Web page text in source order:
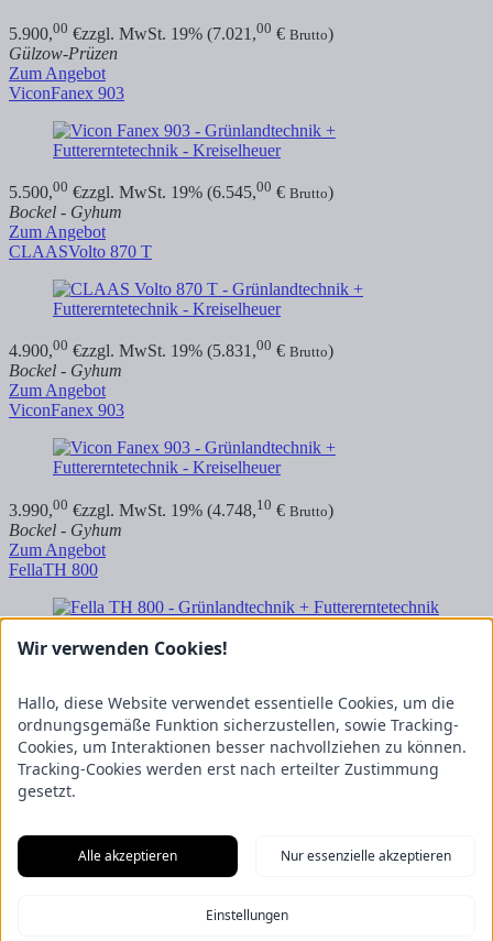
5.900,00 €zzgl. MwSt. 19% (7.021,00 € Brutto)
Gülzow-Prüzen
Zum Angebot
ViconFanex 903
5.500,00 €zzgl. MwSt. 19% (6.545,00 € Brutto)
Bockel - Gyhum
Zum Angebot
CLAASVolto 870 T
4.900,00 €zzgl. MwSt. 19% (5.831,00 € Brutto)
Bockel - Gyhum
Zum Angebot
ViconFanex 903
3.990,00 €zzgl. MwSt. 19% (4.748,10 € Brutto)
Bockel - Gyhum
Zum Angebot
FellaTH 800
Zum Angebot
CLAASVolto 900 - Modelljahr 2026
Gülzow-Prüzen
Zum Angebot
Wir verwenden Cookies!
Hallo, diese Website verwendet essentielle Cookies, um die
ordnungsgemäße Funktion sicherzustellen, sowie Tracking-
Cookies, um Interaktionen besser nachvollziehen zu können.
Tracking-Cookies werden erst nach erteilter Zustimmung
gesetzt.
Alle akzeptieren Nur essenzielle akzeptieren
Einstellungen